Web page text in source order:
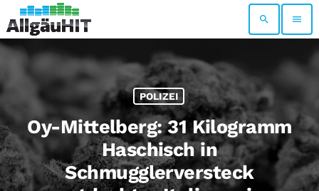
search menu
POLIZEI
Oy-Mittelberg: 31 Kilogramm
Haschisch in
Schmugglerversteck